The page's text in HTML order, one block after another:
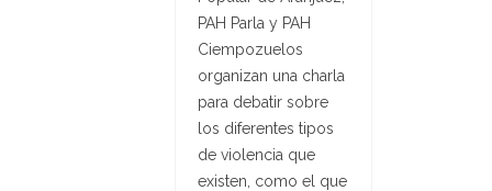
PAH Parla y PAH
Ciempozuelos
organizan una charla
para debatir sobre
los diferentes tipos
de violencia que
existen, como el que